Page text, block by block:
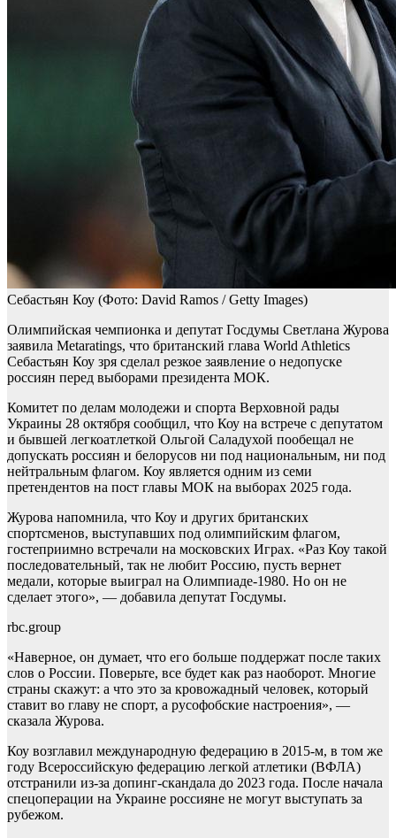
Себастьян Коу (Фото: David Ramos / Getty Images)
Олимпийская чемпионка и депутат Госдумы Светлана Журова
заявила Metaratings, что британский глава World Athletics
Себастьян Коу зря сделал резкое заявление о недопуске
россиян перед выборами президента МОК.
Комитет по делам молодежи и спорта Верховной рады
Украины 28 октября сообщил, что Коу на встрече c депутатом
и бывшей легкоатлеткой Ольгой Саладухой пообещал не
допускать россиян и белорусов ни под национальным, ни под
нейтральным флагом. Коу является одним из семи
претендентов на пост главы МОК на выборах 2025 года.
Журова напомнила, что Коу и других британских
спортсменов, выступавших под олимпийским флагом,
гостеприимно встречали на московских Играх. «Раз Коу такой
последовательный, так не любит Россию, пусть вернет
медали, которые выиграл на Олимпиаде-1980. Но он не
сделает этого», — добавила депутат Госдумы.
rbc.group
«Наверное, он думает, что его больше поддержат после таких
слов о России. Поверьте, все будет как раз наоборот. Многие
страны скажут: а что это за кровожадный человек, который
ставит во главу не спорт, а русофобские настроения», —
сказала Журова.
Коу возглавил международную федерацию в 2015-м, в том же
году Всероссийскую федерацию легкой атлетики (ВФЛА)
отстранили из-за допинг-скандала до 2023 года. После начала
спецоперации на Украине россияне не могут выступать за
рубежом.